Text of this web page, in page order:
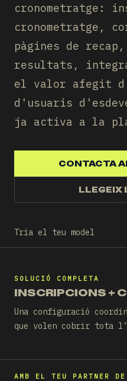
cronometratge:
cronometratge,
pàgines de
resultats,
el valor afegit
d'usuaris
ja activa a la
CONTACTA
LLEGEIX
Tria el teu model
SOLUCIÓ COMPLETA
INSCRIPCIONS +
Una configuració
que volen cobrir tota
AMB EL TEU PARTNER DE